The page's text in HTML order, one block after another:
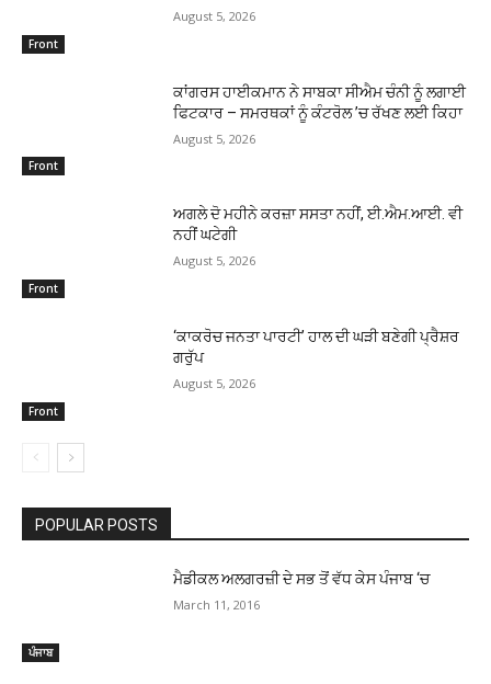
Front
August 5, 2026
Front
ਕਾਂਗਰਸ ਹਾਈਕਮਾਨ ਨੇ ਸਾਬਕਾ ਸੀਐਮ ਚੰਨੀ ਨੂੰ ਲਗਾਈ
ਫਿਟਕਾਰ – ਸਮਰਥਕਾਂ ਨੂੰ ਕੰਟਰੋਲ ’ਚ ਰੱਖਣ ਲਈ ਕਿਹਾ
August 5, 2026
Front
ਅਗਲੇ ਦੋ ਮਹੀਨੇ ਕਰਜ਼ਾ ਸਸਤਾ ਨਹੀਂ, ਈ.ਐਮ.ਆਈ. ਵੀ
ਨਹੀਂ ਘਟੇਗੀ
August 5, 2026
Front
‘ਕਾਕਰੋਚ ਜਨਤਾ ਪਾਰਟੀ’ ਹਾਲ ਦੀ ਘੜੀ ਬਣੇਗੀ ਪ੍ਰੈਸ਼ਰ
ਗਰੁੱਪ
August 5, 2026
POPULAR POSTS
ਪੰਜਾਬ
ਮੈਡੀਕਲ ਅਲਗਰਜ਼ੀ ਦੇ ਸਭ ਤੋਂ ਵੱਧ ਕੇਸ ਪੰਜਾਬ ‘ਚ
March 11, 2016